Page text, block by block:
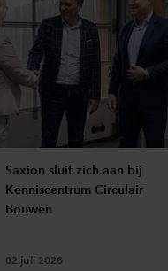
Saxion sluit zich aan bij
Kenniscentrum Circulair
Bouwen
02 juli 2026